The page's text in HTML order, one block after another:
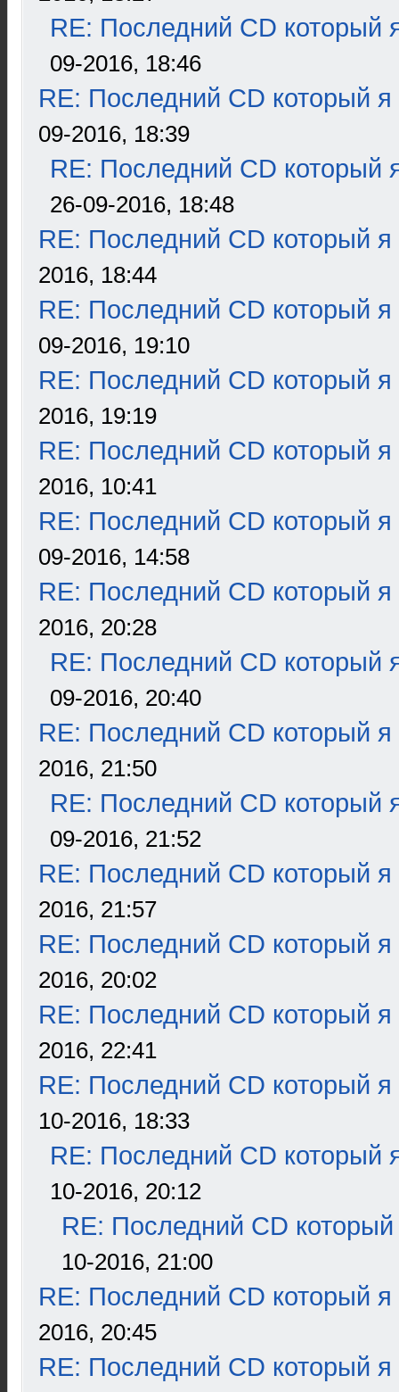
RE: Последний CD который
09-2016, 18:46
RE: Последний CD который я
09-2016, 18:39
RE: Последний CD который
26-09-2016, 18:48
RE: Последний CD который я
2016, 18:44
RE: Последний CD который я
09-2016, 19:10
RE: Последний CD который я
2016, 19:19
RE: Последний CD который я
2016, 10:41
RE: Последний CD который я
09-2016, 14:58
RE: Последний CD который я
2016, 20:28
RE: Последний CD который
09-2016, 20:40
RE: Последний CD который я
2016, 21:50
RE: Последний CD который
09-2016, 21:52
RE: Последний CD который я
2016, 21:57
RE: Последний CD который я
2016, 20:02
RE: Последний CD который я
2016, 22:41
RE: Последний CD который я
10-2016, 18:33
RE: Последний CD который
10-2016, 20:12
RE: Последний CD который
10-2016, 21:00
RE: Последний CD который я
2016, 20:45
RE: Последний CD который я